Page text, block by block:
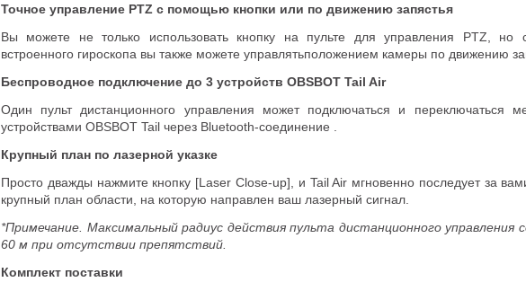
Точное управление PTZ с помощью кнопки или по движению запястья
Вы можете не только использовать кнопку на пульте для управления PTZ
но
встроенного гироскопа вы также можете управлятьположением камеры по движению
Беспроводное подключение до 3 устройств OBSBOT Tail Air
Один пульт дистанционного управления может подключаться и переключаться
устройствами OBSBOT Tail через Bluetooth-соединение
Крупный план по лазерной указке
Просто дважды нажмите кнопку [Laser Close-up], и Tail Air мгновенно последует за
крупный план области
на которую направлен ваш лазерный сигнал.
*Примечание. Максимальный радиус действия пульта дистанционного управления
60 м при отсутствии препятствий.
Комплект поставки